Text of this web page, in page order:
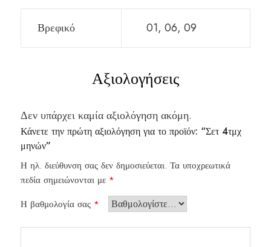
Βρεφικό 01, 06, 09
Αξιολογήσεις
Δεν υπάρχει καμία αξιολόγηση ακόμη.
Κάνετε την πρώτη αξιολόγηση για το προϊόν: “Σετ 4τμχ
μηνών”
Η ηλ. διεύθυνση σας δεν δημοσιεύεται. Τα υποχρεωτικά
πεδία σημειώνονται με *
Η βαθμολογία σας *